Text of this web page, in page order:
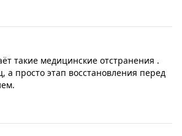
такие медицинские отстранения .
а просто этап восстановления перед